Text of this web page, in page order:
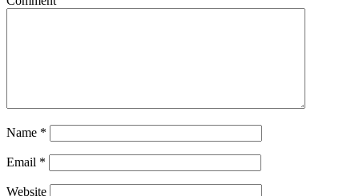
Name *
Email *
Website